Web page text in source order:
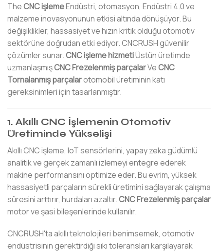
TheCNC işlemeEndüstri, otomasyon, Endüstri 4.0 ve
malzeme inovasyonunun etkisi altında dönüşüyor. Bu
değişiklikler, hassasiyet ve hızın kritik olduğu otomotiv
sektörüne doğrudan etki ediyor. CNCRUSH güvenilir
çözümler sunar.CNC işleme hizmetiÜstün üretimde
uzmanlaşmışCNC Frezelenmiş parçalarVeCNC
Tornalanmış parçalarotomobil üretiminin katı
gereksinimleri için tasarlanmıştır.
1. Akıllı CNC İşlemenin Otomotiv
Üretiminde Yükselişi
Akıllı CNC işleme, IoT sensörlerini, yapay zeka güdümlü
analitik ve gerçek zamanlı izlemeyi entegre ederek
makine performansını optimize eder. Bu evrim, yüksek
hassasiyetli parçaların sürekli üretimini sağlayarak çalışma
süresini arttırır, hurdaları azaltır.CNC Frezelenmiş parçalar
motor ve şasi bileşenlerinde kullanılır.
CNCRUSH'ta akıllı teknolojileri benimsemek, otomotiv
endüstrisinin gerektirdiği sıkı toleransları karşılayarak